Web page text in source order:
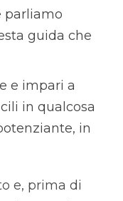
parliamo
guida che
e impari a
in qualcosa
in
e, prima di